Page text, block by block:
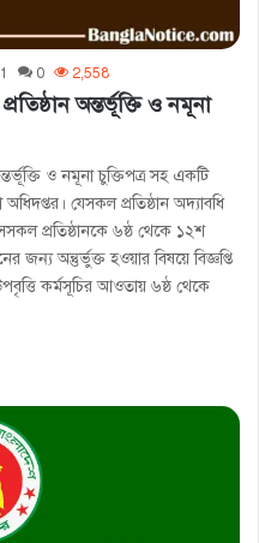
0 2,558
অন্তর্ভূক্তি ও নমূনা
ও নমূনা চুক্তিপত্র সহ একটি
যেসকল প্রতিষ্ঠান অদ্যাবধি
প্রতিষ্ঠানকে ৬ষ্ঠ থেকে ১২শ
জন্য অন্তুর্ভুক্ত হওয়ার বিষয়ে বিজ্ঞপ্তি
কর্মসূচির আওতায় ৬ষ্ঠ থেকে